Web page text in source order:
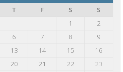
T F S
S
1
2
6 7 8
9
13 14 15
16
20 21 22
23